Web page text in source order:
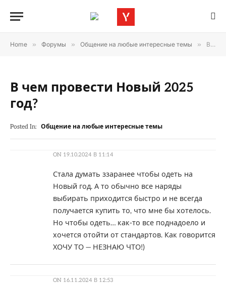
Home » Форумы » Общение на любые интересные темы » В чем провести Новый 2025 год?
В чем провести Новый 2025
год?
Posted In: Общение на любые интересные темы
ON 19.10.2024 В 11:14
Стала думать ззаранее чтобы одеть на
Новый год. А то обычно все наряды
выбирать приходится быстро и не всегда
получается купить то, что мне бы хотелось.
Но чтобы одеть… как-то все поднадоело и
хочется отойти от стандартов. Как говорится
ХОЧУ ТО — НЕЗНАЮ ЧТО!)
ON 16.11.2024 В 12:53